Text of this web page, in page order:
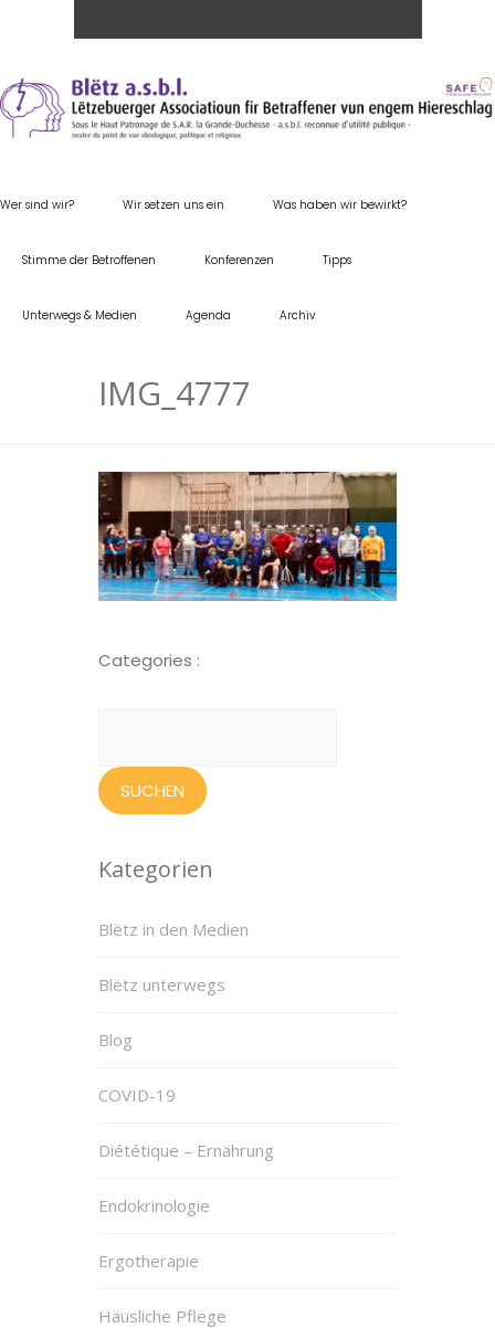
Wer sind wir? Wir setzen uns ein Was haben wir bewirkt?
Stimme der Betroffenen Konferenzen Tipps
Unterwegs & Medien Agenda Archiv
IMG_4777
Categories :
Kategorien
Blëtz in den Medien
Blëtz unterwegs
Blog
COVID-19
Diététique – Ernährung
Endokrinologie
Ergotherapie
Häusliche Pflege